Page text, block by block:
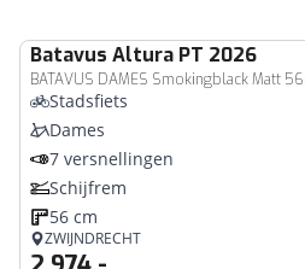
Batavus Altura PT 2026
BATAVUS DAMES Smokingblack Matt
Stadsfiets
Dames
7 versnellingen
Schijfrem
56 cm
ZWIJNDRECHT